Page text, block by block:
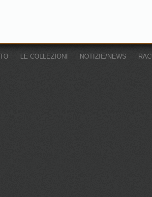
LE COLLEZIONI NOTIZIE/NEWS